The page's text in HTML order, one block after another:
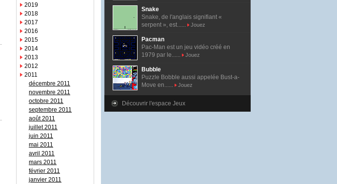
2019
2018
2017
2016
2015
2014
2013
2012
2011
décembre 2011
novembre 2011
octobre 2011
septembre 2011
août 2011
juillet 2011
juin 2011
mai 2011
avril 2011
mars 2011
février 2011
janvier 2011
Snake
Snake, de l'anglais signifiant «
serpent », est......
Jouez
Pacman
Pac-Man est un jeu vidéo créé en
1979 par le......
Jouez
Bubble
Puzzle Bobble aussi appelée Bust-a-
Move en......
Jouez
Découvrir l'espace Jeux